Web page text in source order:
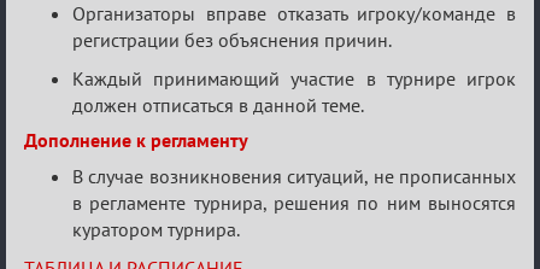
Организаторы вправе отказать игроку/команде в
регистрации без объяснения причин.
Каждый принимающий участие в турнире игрок
должен отписаться в данной теме.
Дополнение к регламенту
В случае возникновения ситуаций, не прописанных
в регламенте турнира, решения по ним выносятся
куратором турнира.